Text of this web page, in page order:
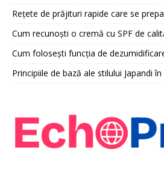
Rețete de prăjituri rapide care se
Cum recunoști o cremă cu SPF de
Cum folosești funcția de
Principiile de bază ale stilului Japandi